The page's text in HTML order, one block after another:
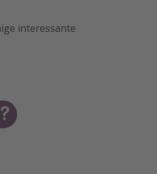
interessante